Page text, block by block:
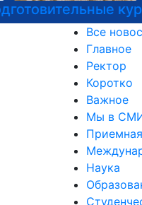
РГГУ — 35 лет!
Все
Главное
Ректор
Коротко
Важное
Мы в
Наука